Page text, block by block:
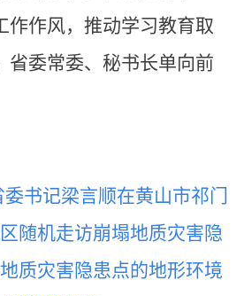
作作风，推动学习教育取
省委常委、秘书长单向前
委书记梁言顺在黄山市祁门
随机走访崩塌地质灾害隐
质灾害隐患点的地形环境